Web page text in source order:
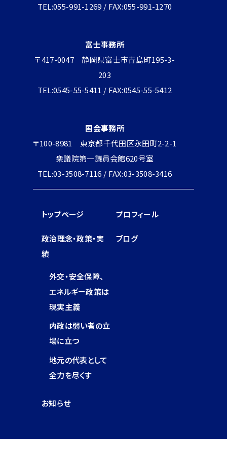
TEL:055-991-1269 / FAX:055-991-1270
富士事務所
〒417-0047 静岡県富士市青島町195-3-
203
TEL:0545-55-5411 / FAX:0545-55-5412
国会事務所
〒100-8981 東京都千代田区永田町2-2-1
衆議院第一議員会館620号室
TEL:03-3508-7116 / FAX:03-3508-3416
トップページ プロフィール
政治理念・政策・実
績
外交・安全保障、
エネルギー政策は
現実主義
内政は弱い者の立
場に立つ
地元の代表として
全力を尽くす
ブログ
お知らせ